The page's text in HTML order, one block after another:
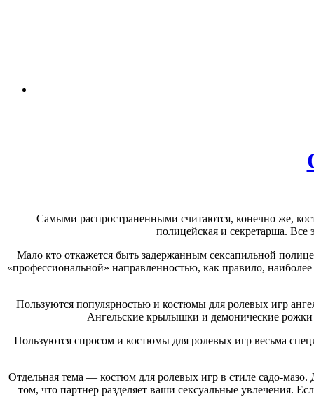
Самыми распространенными считаются, конечно же,
полицейская и секретарша. Все
Мало кто откажется быть задержанным сексапильной
«профессиональной» направленностью, как правило,
Пользуются популярностью и костюмы для ролевых игр
Ангельские крылышки и демонические
Пользуются спросом и костюмы для ролевых игр весьма
Отдельная тема — костюм для ролевых игр в стиле садо-
том, что партнер разделяет ваши сексуальные увлечения.